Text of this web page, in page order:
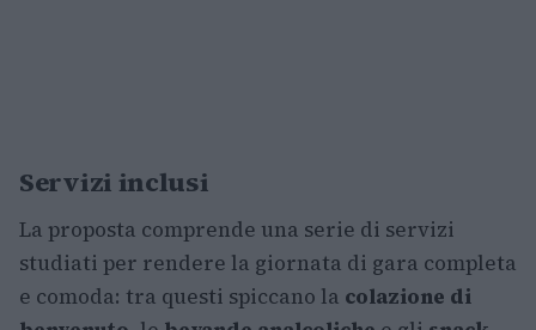
Servizi inclusi
La proposta comprende una serie di servizi
studiati per rendere la giornata di gara completa
e comoda: tra questi spiccano la colazione di